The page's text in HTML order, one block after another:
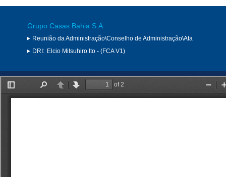
Grupo Casas Bahia S.A.
Reunião da Administração\Conselho de Administração\Ata
DRI: Elcio Mitsuhiro Ito - (FCA V1)